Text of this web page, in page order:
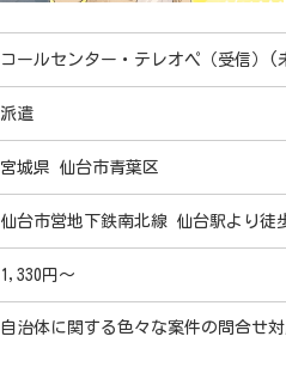
コールセンター・テレオペ（受信）(
派遣
宮城県 仙台市青葉区
仙台市営地下鉄南北線 仙台駅より徒
1,330円～
自治体に関する色々な案件の問合せ